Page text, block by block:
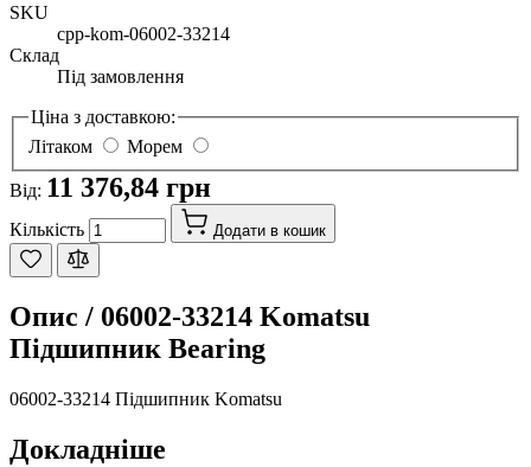
SKU
cpp-kom-06002-33214
Склад
Під замовлення
Ціна з доставкою:
Літаком
Морем
Від: 11 376,84 грн
Кількість Додати в кошик
Опис / 06002-33214 Komatsu
Підшипник Bearing
06002-33214 Підшипник Komatsu
Докладніше